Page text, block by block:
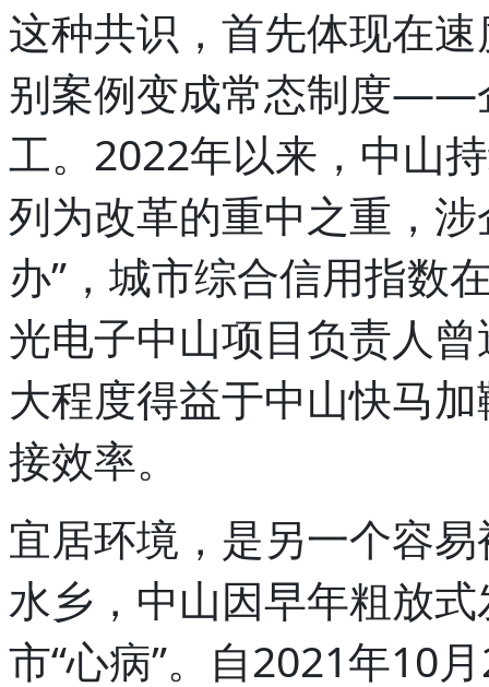
这种共识，首先体现在
别案例变成常态制度——
工。2022年以来，中山
列为改革的重中之重，涉
办”，城市综合信用指数
光电子中山项目负责人
大程度得益于中山快马
接效率。
宜居环境，是另一个容
水乡，中山因早年粗放
市“心病”。自2021年10